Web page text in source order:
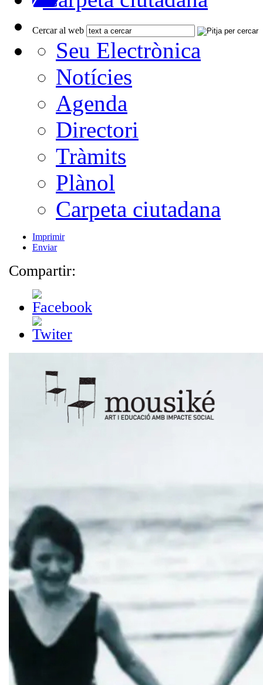
Cercar al web
Seu Electrònica
Notícies
Agenda
Directori
Tràmits
Plànol
Carpeta ciutadana
Imprimir
Enviar
Compartir: